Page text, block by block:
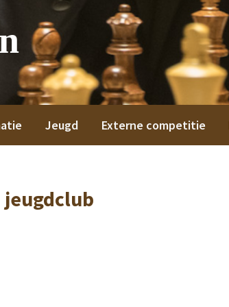
Jeugd Externe competitie
jeugdclub